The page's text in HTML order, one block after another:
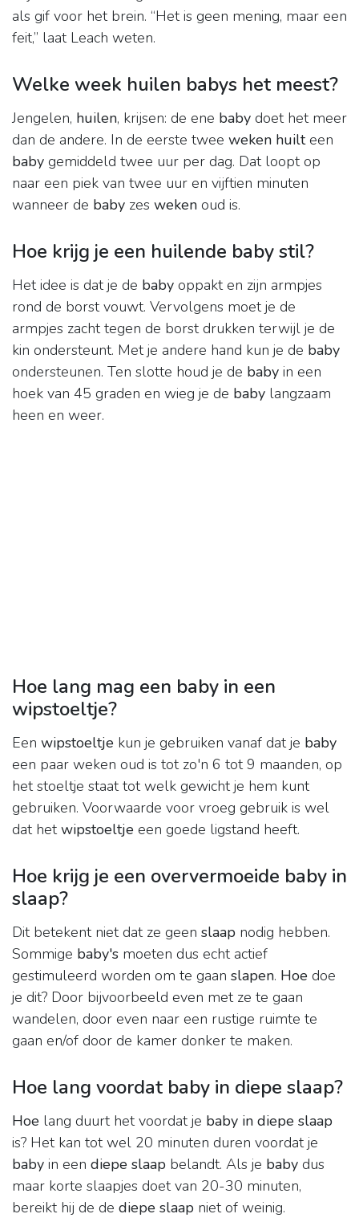
als gif voor het brein. “Het is geen mening, maar een
feit,” laat Leach weten.
Welke week huilen babys het meest?
Jengelen, huilen, krijsen: de ene baby doet het meer
dan de andere. In de eerste twee weken huilteen
baby gemiddeld twee uur per dag. Dat loopt op
naar een piek van twee uur en vijftien minuten
wanneer de baby zes weken oud is.
Hoe krijg je een huilende baby stil?
Het idee is dat je de baby oppakt en zijn armpjes
rond de borst vouwt. Vervolgens moet je de
armpjes zacht tegen de borst drukken terwijl je de
kin ondersteunt. Met je andere hand kun je de baby
ondersteunen. Ten slotte houd je de baby in een
hoek van 45 graden en wieg je de baby langzaam
heen en weer.
Hoe lang mag een baby in een
wipstoeltje?
Een wipstoeltje kun je gebruiken vanaf dat je baby
een paar weken oud is tot zo'n 6 tot 9 maanden, op
het stoeltje staat tot welk gewicht je hem kunt
gebruiken. Voorwaarde voor vroeg gebruik is wel
dat hetwipstoeltje een goede ligstand heeft.
Hoe krijg je een oververmoeide baby in
slaap?
Dit betekent niet dat ze geen slaap nodig hebben.
Sommige baby's moeten dus echt actief
gestimuleerd worden om te gaan slapen. Hoe doe
je dit? Door bijvoorbeeld even met ze te gaan
wandelen, door even naar een rustige ruimte te
gaan en/of door de kamer donker te maken.
Hoe lang voordat baby in diepe slaap?
Hoe lang duurt het voordat je baby in diepe slaap
is? Het kan tot wel 20 minuten duren voordat je
baby in een diepe slaap belandt. Als je baby dus
maar korte slaapjes doet van 20-30 minuten,
bereikt hij de de diepe slaap niet of weinig.